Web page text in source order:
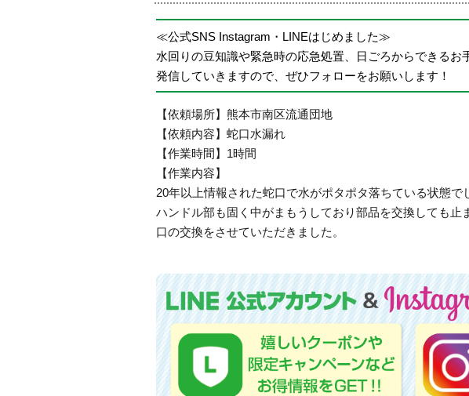
≪公式SNS Instagram・LINEはじめました≫
水回りの豆知識や緊急時の応急処置、日ごろからできるお
発信していきますので、ぜひフォローをお願いします！
【依頼場所】熊本市南区流通団地
【依頼内容】蛇口水漏れ
【作業時間】1時間
【作業内容】
20年以上情報された蛇口で水がポタポタ落ちている状態で
ハンドル部も固く中がまもうしており部品を交換しても止
口の交換をさせていただきました。